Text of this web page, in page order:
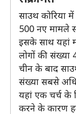
साउथ कोरिया
500 नए मामले
इसके साथ यहां
लोगों की संख्या
चीन के बाद
संख्या सबसे
यहां एक चर्च के
करने के कारण